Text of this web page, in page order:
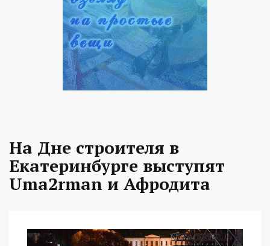
На Дне строителя в
Екатеринбурге выступят
Uma2rman и Афродита